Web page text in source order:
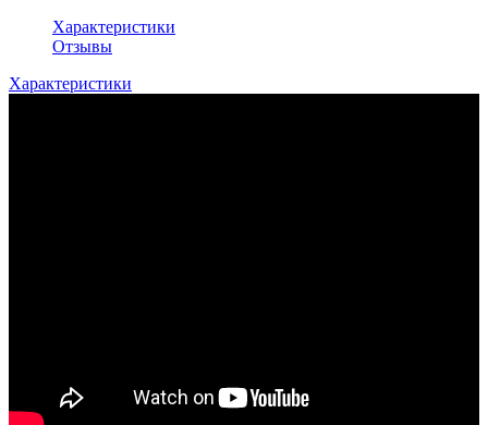
Характеристики
Отзывы
Характеристики